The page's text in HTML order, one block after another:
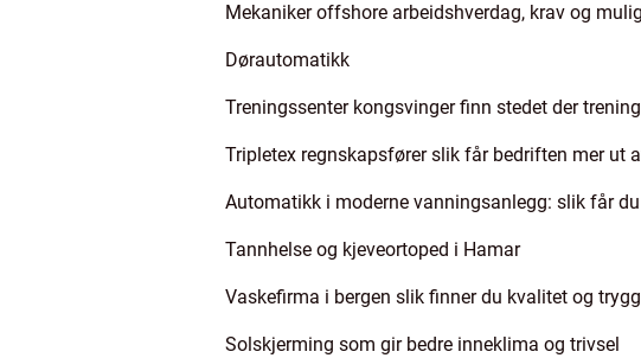
Mekaniker offshore arbeidshverdag, krav og
Dørautomatikk
Treningssenter kongsvinger finn stedet der
Tripletex regnskapsfører slik får bedriften mer ut
Automatikk i moderne vanningsanlegg: slik får
Tannhelse og kjeveortoped i Hamar
Vaskefirma i bergen slik finner du kvalitet og
Solskjerming som gir bedre inneklima og trivsel